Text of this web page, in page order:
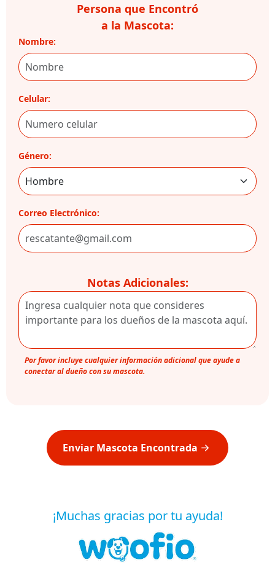
Persona que Encontró
a la Mascota:
Nombre:
Celular:
Género:
Correo Electrónico:
Notas Adicionales:
Por favor incluye cualquier información adicional que ayude a
conectar al dueño con su mascota.
Enviar Mascota Encontrada
¡Muchas gracias por tu ayuda!